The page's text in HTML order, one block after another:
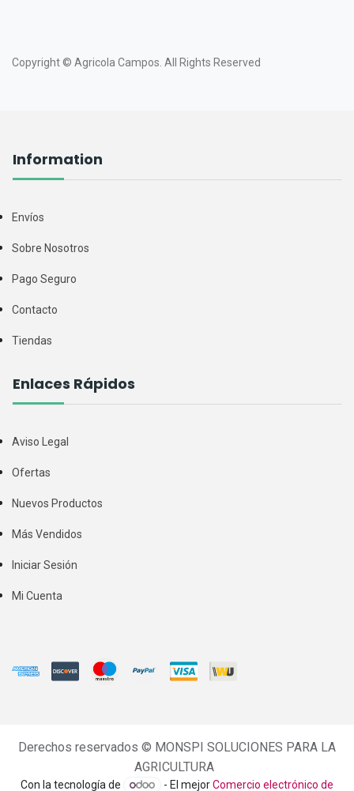
Copyright © Agricola Campos. All Rights Reserved
Information
Envíos
Sobre Nosotros
Pago Seguro
Contacto
Tiendas
Enlaces Rápidos
Aviso Legal
Ofertas
Nuevos Productos
Más Vendidos
Iniciar Sesión
Mi Cuenta
Derechos reservados © MONSPI SOLUCIONES PARA LA
AGRICULTURA
Con la tecnología de - El mejorComercio electrónico de